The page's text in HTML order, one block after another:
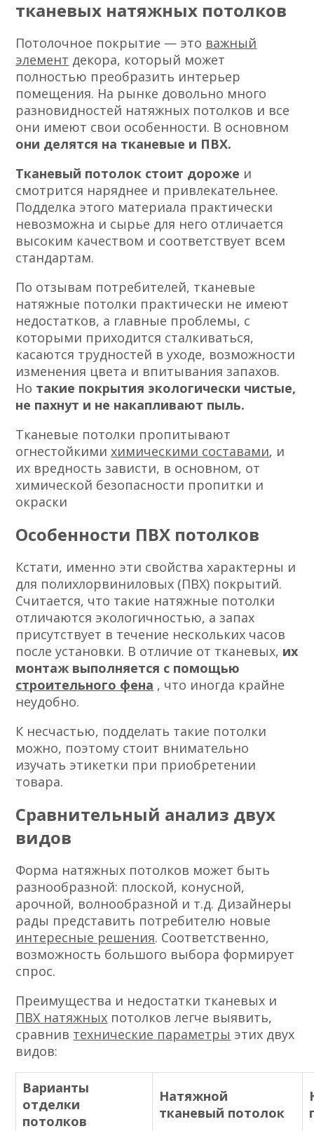
тканевых натяжных потолков
Потолочное покрытие — это важный
элемент декора, который может
полностью преобразить интерьер
помещения. На рынке довольно много
разновидностей натяжных потолков и все
они имеют свои особенности. В основном
они делятся на тканевые и ПВХ.
Тканевый потолок стоит дороже и
смотрится наряднее и привлекательнее.
Подделка этого материала практически
невозможна и сырье для него отличается
высоким качеством и соответствует всем
стандартам.
По отзывам потребителей, тканевые
натяжные потолки практически не имеют
недостатков, а главные проблемы, с
которыми приходится сталкиваться,
касаются трудностей в уходе, возможности
изменения цвета и впитывания запахов.
Но такие покрытия экологически чистые,
не пахнут и не накапливают пыль.
Тканевые потолки пропитывают
огнестойкимихимическими составами, и
их вредность зависти, в основном, от
химической безопасности пропитки и
окраски
Особенности ПВХ потолков
Кстати, именно эти свойства характерны и
для полихлорвиниловых (ПВХ) покрытий.
Считается, что такие натяжные потолки
отличаются экологичностью, а запах
присутствует в течение нескольких часов
после установки. В отличие от тканевых, их
монтаж выполняется с помощью
строительного фена , что иногда крайне
неудобно.
К несчастью, подделать такие потолки
можно, поэтому стоит внимательно
изучать этикетки при приобретении
товара.
Сравнительный анализ двух
видов
Форма натяжных потолков может быть
разнообразной: плоской, конусной,
арочной, волнообразной и т.д. Дизайнеры
рады представить потребителю новые
интересные решения. Соответственно,
возможность большого выбора формирует
спрос.
Преимущества и недостатки тканевых и
ПВХ натяжных потолков легче выявить,
сравнив технические параметры этих двух
видов:
Варианты
отделки
потолков
Натяжной
тканевый потолок